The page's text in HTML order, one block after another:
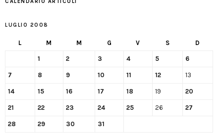
CALENDARIO ARTICOLI
LUGLIO 2008
L M M G V S D
1 2 3 4 5 6
7 8 9 10 11 12 13
14 15 16 17 18 19 20
21 22 23 24 25 26 27
28 29 30 31